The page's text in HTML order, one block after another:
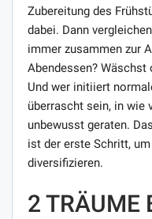
Zubereitung des
dabei. Dann
immer zusammen zur
Abendessen?
Und wer initiiert
überrascht sein, in wie
unbewusst geraten.
ist der erste Schritt,
diversifizieren.
2 TRÄUME